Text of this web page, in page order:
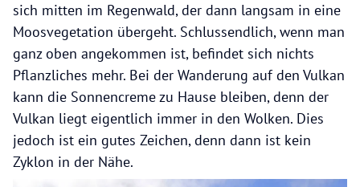
sich mitten im Regenwald, der dann langsam in eine
Moosvegetation übergeht. Schlussendlich, wenn man
ganz oben angekommen ist, befindet sich nichts
Pflanzliches mehr. Bei der Wanderung auf den Vulkan
kann die Sonnencreme zu Hause bleiben, denn der
Vulkan liegt eigentlich immer in den Wolken. Dies
jedoch ist ein gutes Zeichen, denn dann ist kein
Zyklon in der Nähe.